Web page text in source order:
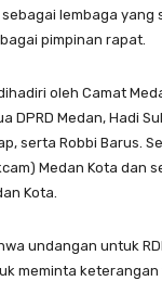
lembaga yang
pimpinan rapat.
oleh Camat
DPRD Medan, Hadi
serta Robbi Barus.
Medan Kota dan
Kota.
undangan untuk
meminta